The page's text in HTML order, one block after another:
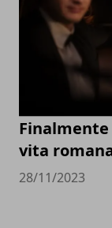
vita
28/11/2023